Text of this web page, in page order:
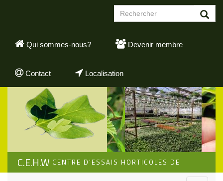
Formulaire
de
Qui sommes-nous? Devenir membre
Contact Localisation
C.E.H.W CENTRE D'ESSAIS HORTICOLES DE